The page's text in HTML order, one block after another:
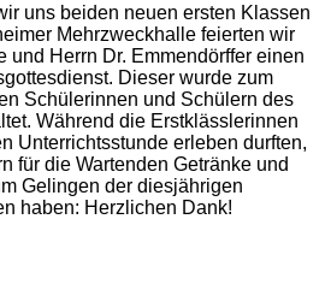
uns beiden neuen ersten Klassen
Mehrzweckhalle feierten wir
und Herrn Dr. Emmendörffer einen
Dieser wurde zum
Schülerinnen und Schülern des
Während die Erstklässlerinnen
Unterrichtsstunde erleben durften,
für die Wartenden Getränke und
Gelingen der diesjährigen
haben: Herzlichen Dank!